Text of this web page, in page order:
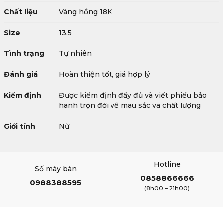
Chất liệu Vàng hồng 18K
Size 13,5
Tình trạng Tự nhiên
Đánh giá Hoàn thiện tốt, giá hợp lý
Kiểm định
Được kiểm định đầy đủ và viết phiếu bảo
hành trọn đời về màu sắc và chất lượng
Giới tính Nữ
Số máy bàn
0988388595
Hotline
0858866666
(8h00 – 21h00)